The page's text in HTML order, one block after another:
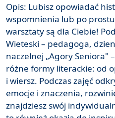
Opis: Lubisz opowiadać
wspomnienia lub po prostu
warsztaty są dla Ciebie!
Wieteski – pedagoga,
naczelnej „Agory Seniora"
różne formy literackie: od
i wiersz. Podczas zajęć
emocje i znaczenia,
znajdziesz swój